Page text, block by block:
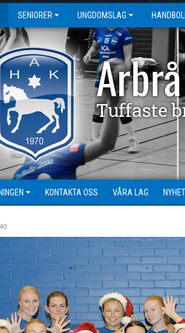
SENIORER UNGDOMSLAG
Tuffaste
KONTAKTA OSS VÅRA LAG